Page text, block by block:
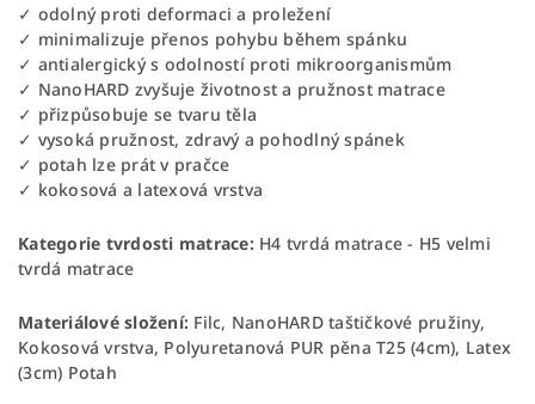
✓ odolný proti deformaci a proležení
✓ minimalizuje přenos pohybu během spánku
✓ antialergický s odolností proti mikroorganismům
✓ NanoHARD zvyšuje životnost a pružnost matrace
✓ přizpůsobuje se tvaru těla
✓ vysoká pružnost, zdravý a pohodlný spánek
✓ potah lze prát v pračce
✓ kokosová a latexová vrstva
Kategorie tvrdosti matrace:H4 tvrdá matrace - H5 velmi
tvrdá matrace
Materiálové složení: Filc, NanoHARD taštičkové pružiny,
Kokosová vrstva, Polyuretanová PUR pěna T25 (4cm), Latex
(3cm) Potah